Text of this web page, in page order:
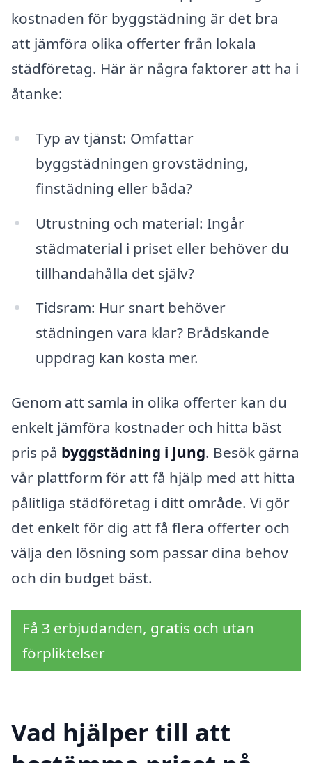
kostnaden för byggstädning är det bra
att jämföra olika offerter från lokala
städföretag. Här är några faktorer att ha i
åtanke:
Typ av tjänst: Omfattar
byggstädningen grovstädning,
finstädning eller båda?
Utrustning och material: Ingår
städmaterial i priset eller behöver du
tillhandahålla det själv?
Tidsram: Hur snart behöver
städningen vara klar? Brådskande
uppdrag kan kosta mer.
Genom att samla in olika offerter kan du
enkelt jämföra kostnader och hitta bäst
pris på byggstädning i Jung. Besök gärna
vår plattform för att få hjälp med att hitta
pålitliga städföretag i ditt område. Vi gör
det enkelt för dig att få flera offerter och
välja den lösning som passar dina behov
och din budget bäst.
Få 3 erbjudanden, gratis och utan
förpliktelser
Vad hjälper till att